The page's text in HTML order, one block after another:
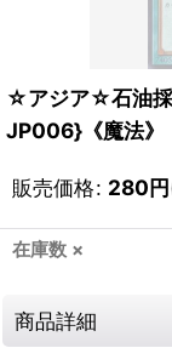
☆アジア☆石油採
JP006}《魔法》
販売価格: 280円
在庫数 ×
商品詳細